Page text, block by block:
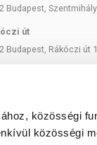
közösségi
közösségi
foszfor normál
számára nem
válogatott
Budapest,
út
Budapest, Rákóczi út
Béla